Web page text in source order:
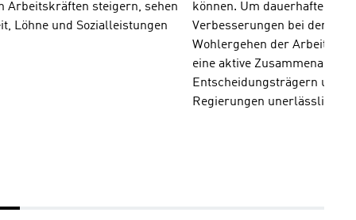
Arbeitskräften steigern, sehen
Löhne und Sozialleistungen
können. Um dauerhafte,
Verbesserungen bei den
Wohlergehen der
eine aktive Zusammenarbeit
Entscheidungsträgern und
Regierungen unerlässlich.